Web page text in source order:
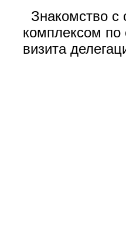
Знакомство с
комплексом по
визита